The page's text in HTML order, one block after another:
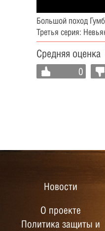
Большой поход
Третья серия:
Средняя оценка
0
Новости
О проекте
Политика защиты и